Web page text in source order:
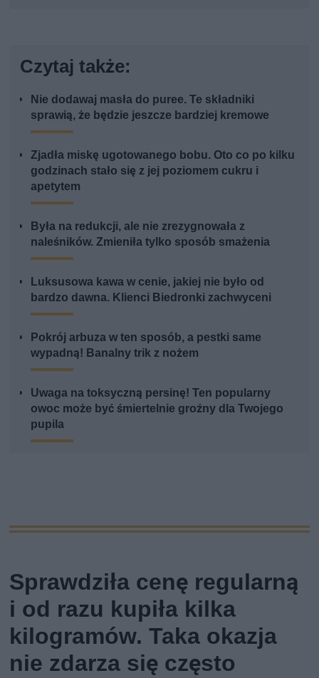
Czytaj także:
Nie dodawaj masła do puree. Te składniki
sprawią, że będzie jeszcze bardziej kremowe
Zjadła miskę ugotowanego bobu. Oto co po kilku
godzinach stało się z jej poziomem cukru i
apetytem
Była na redukcji, ale nie zrezygnowała z
naleśników. Zmieniła tylko sposób smażenia
Luksusowa kawa w cenie, jakiej nie było od
bardzo dawna. Klienci Biedronki zachwyceni
Pokrój arbuza w ten sposób, a pestki same
wypadną! Banalny trik z nożem
Uwaga na toksyczną persinę! Ten popularny
owoc może być śmiertelnie groźny dla Twojego
pupila
Sprawdziła cenę regularną
i od razu kupiła kilka
kilogramów. Taka okazja
nie zdarza się często